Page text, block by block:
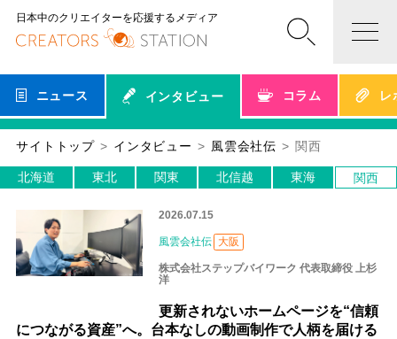
日本中のクリエイターを応援するメディア
ニュース インタビュー コラム レ
サイトトップ インタビュー 風雲会社伝 関西
北海道 東北 関東 北信越 東海 関西
2026.07.15
風雲会社伝 大阪
株式会社ステップバイワーク 代表取締役 上杉
洋
更新されないホームページを“信頼
につながる資産”へ。台本なしの動画制作で人柄を届ける